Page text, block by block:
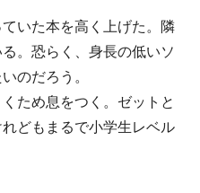
いた本を高く上げた。隣
。恐らく、身長の低いソ
のだろう。
ため息をつく。ゼットと
どもまるで小学生レベル